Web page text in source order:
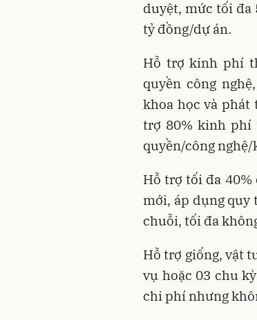
duyệt, mức tối đa
tỷ đồng/dự án.
Hỗ trợ kinh phí
quyền công
khoa học và phát
trợ 80% kinh phí
quyền/công
Hỗ trợ tối đa
mới, áp dụng quy
chuỗi, tối đa
Hỗ trợ giống, vật
vụ hoặc 03 chu
chi phí nhưng